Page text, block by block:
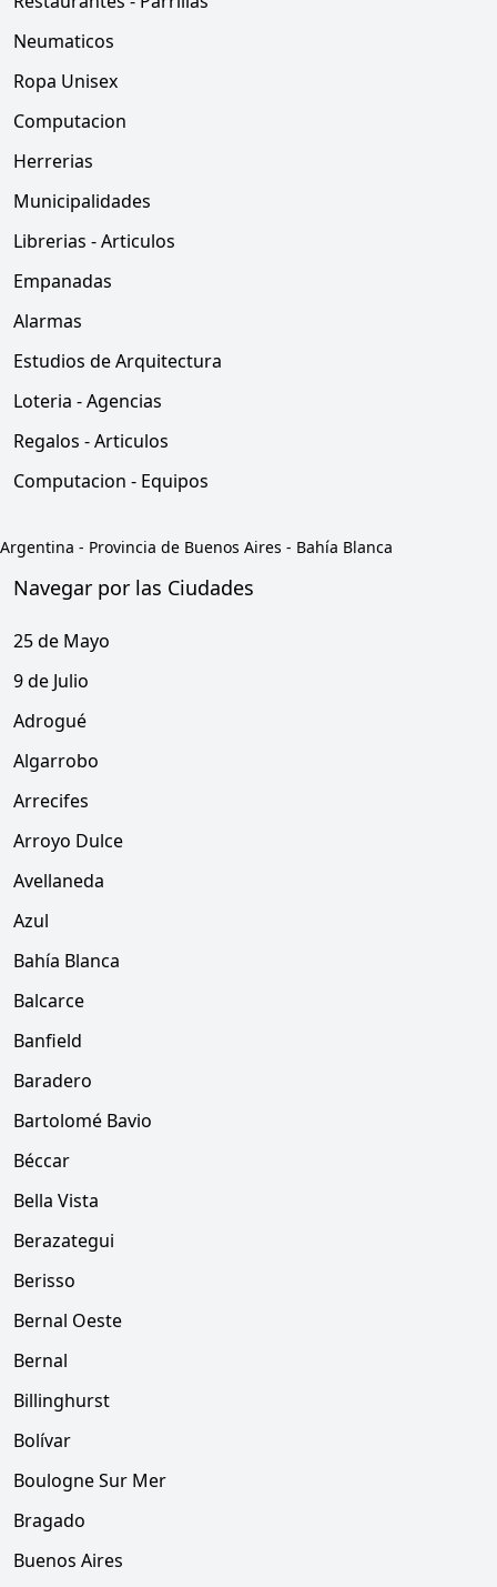
Neumaticos
Ropa Unisex
Computacion
Herrerias
Municipalidades
Librerias - Articulos
Empanadas
Alarmas
Estudios de Arquitectura
Loteria - Agencias
Regalos - Articulos
Computacion - Equipos
Argentina - Provincia de Buenos Aires - Bahía Blanca
Navegar por las Ciudades
25 de Mayo
9 de Julio
Adrogué
Algarrobo
Arrecifes
Arroyo Dulce
Avellaneda
Azul
Bahía Blanca
Balcarce
Banfield
Baradero
Bartolomé Bavio
Béccar
Bella Vista
Berazategui
Berisso
Bernal Oeste
Bernal
Billinghurst
Bolívar
Boulogne Sur Mer
Bragado
Buenos Aires